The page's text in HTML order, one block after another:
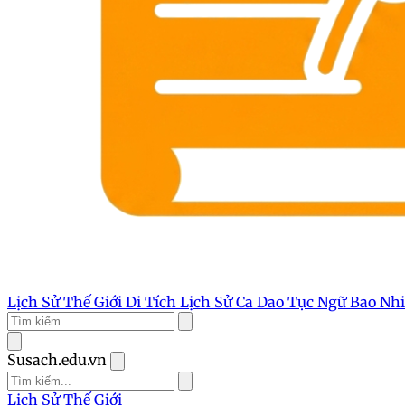
Lịch Sử Thế Giới Di Tích Lịch SửCa Dao Tục NgữBao
Susach.edu.vn
Lịch Sử Thế Giới